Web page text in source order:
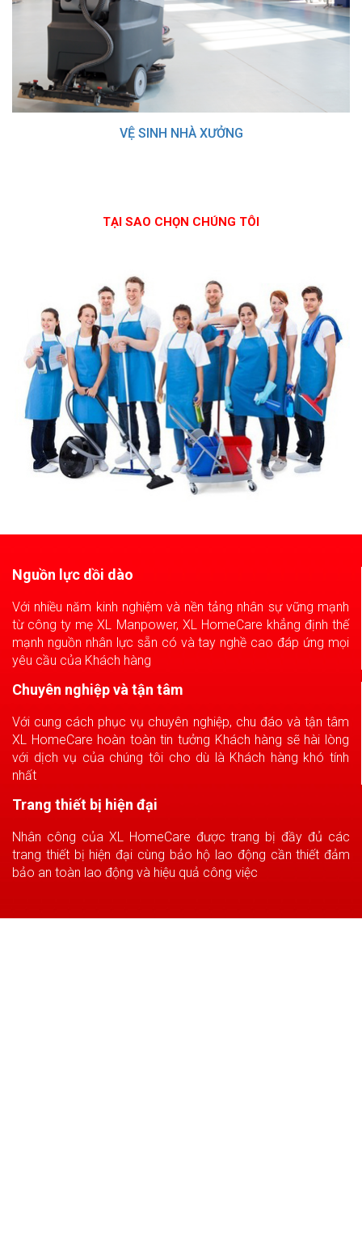
VỆ SINH NHÀ XƯỞNG
TẠI SAO CHỌN CHÚNG TÔI
Nguồn lực dồi dào
Với nhiều năm kinh nghiệm và nền tảng nhân sự vững mạnh
từ công ty mẹ XL Manpower, XL HomeCare khẳng định thế
mạnh nguồn nhân lực sẵn có và tay nghề cao đáp ứng mọi
yêu cầu của Khách hàng
Chuyên nghiệp và tận tâm
Với cung cách phục vụ chuyên nghiệp, chu đáo và tận tâm
XL HomeCare hoàn toàn tin tưởng Khách hàng sẽ hài lòng
với dịch vụ của chúng tôi cho dù là Khách hàng khó tính
nhất
Trang thiết bị hiện đại
Nhân công của XL HomeCare được trang bị đầy đủ các
trang thiết bị hiện đại cùng bảo hộ lao động cần thiết đảm
bảo an toàn lao động và hiệu quả công việc